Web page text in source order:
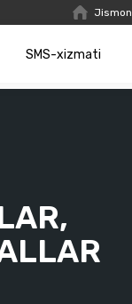
SMS-xizmati